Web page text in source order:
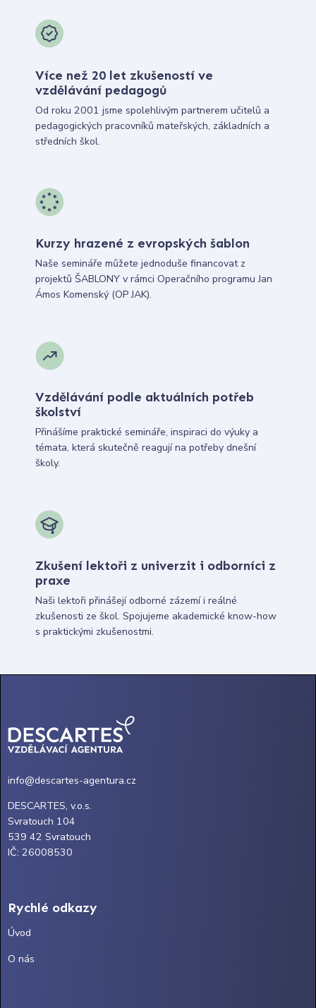
Více než 20 let zkušeností ve
vzdělávání pedagogů
Od roku 2001 jsme spolehlivým partnerem učitelů a
pedagogických pracovníků mateřských, základních a
středních škol.
Kurzy hrazené z evropských šablon
Naše semináře můžete jednoduše financovat z
projektů ŠABLONY v rámci Operačního programu Jan
Ámos Komenský (OP JAK).
Vzdělávání podle aktuálních potřeb
školství
Přinášíme praktické semináře, inspiraci do výuky a
témata, která skutečně reagují na potřeby dnešní
školy.
Zkušení lektoři z univerzit i odborníci z
praxe
Naši lektoři přinášejí odborné zázemí i reálné
zkušenosti ze škol. Spojujeme akademické know-how
s praktickými zkušenostmi.
info@descartes-agentura.cz
DESCARTES, v.o.s.
Svratouch 104
539 42 Svratouch
IČ: 26008530
Rychlé odkazy
Úvod
O nás